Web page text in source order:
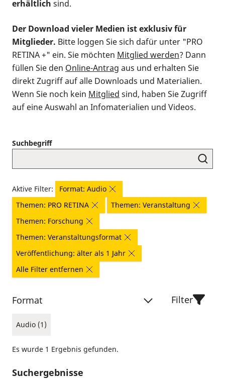
erhältlich sind.
Der Download vieler Medien ist exklusiv für
Mitglieder. Bitte loggen Sie sich dafür unter "PRO
RETINA +" ein. Sie möchten Mitglied werden? Dann
füllen Sie den Online-Antrag aus und erhalten Sie
direkt Zugriff auf alle Downloads und Materialien.
Wenn Sie noch kein Mitglied sind, haben Sie Zugriff
auf eine Auswahl an Infomaterialien und Videos.
Suchbegriff
Aktive Filter:
Format: Audio
Themen: PRO RETINA
Themen: Veranstaltung
Themen: Forschung
Themen: Veranstaltungsformat
Veröffentlichung: älter als 1 Jahr
Alle Filter entfernen
Format
Audio (1)
Filter
Es wurde 1 Ergebnis gefunden.
Suchergebnisse